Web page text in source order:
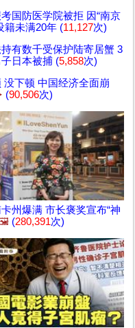
国防医学院被拒 因“南京
籍未满20年 (11,127次)
有数千受保护陆寄居蟹 3
日本被捕 (5,858次)
没下顿 中国经济全面崩
(90,506次)
州爆满 市长褒奖宣布“神
(280,391次)